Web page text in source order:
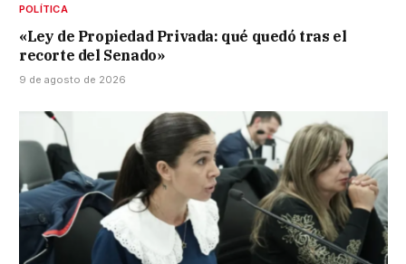
POLÍTICA
«Ley de Propiedad Privada: qué quedó tras el
recorte del Senado»
9 de agosto de 2026